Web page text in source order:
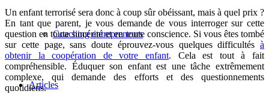
Coaching entrepreneurs
Articles
Un enfant terrorisé sera donc à coup sûr obéissant, mais à quel prix ?
En tant que parent, je vous demande de vous interroger sur cette
question en toute sincérité et en toute conscience. Si vous êtes tombé
sur cette page, sans doute éprouvez-vous quelques difficultés à
obtenir la coopération de votre enfant. Cela est tout à fait
compréhensible. Éduquer son enfant est une tâche extrêmement
complexe, qui demande des efforts et des questionnements
quotidiens.